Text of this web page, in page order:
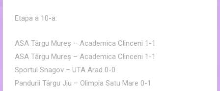
Etapa a 10-a:
ASA Târgu Mureş – Academica Clinceni 1-1
ASA Târgu Mureş – Academica Clinceni 1-1
Sportul Snagov – UTA Arad 0-0
Pandurii Târgu Jiu – Olimpia Satu Mare 0-1